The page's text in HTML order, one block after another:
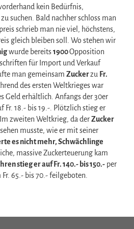
kein Bedürfnis,
suchen. Bald nachher schloss man
schrieb man nie viel, höchstens,
gleich bleiben soll. Wo stehen wir
wurde bereits1900Opposition
für Import und Verkauf
man gemeinsam Zuckerzu Fr.
des ersten Weltkrieges war
Geld erhältlich. Anfangs der 30er
Fr. 18.- bis 19.-. Plötzlich stieg er
zweiten Weltkrieg, da derZucker
musste, wie er mit seiner
es nicht mehr, Schwächlinge
massive Zuckerteuerung kam
stieg er auf Fr. 140.- bis 150.- per
65.- bis 70.- feilgeboten.